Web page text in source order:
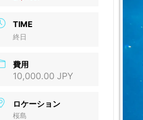
TIME
終日
費用
10,000.00 JPY
ロケーション
桜島